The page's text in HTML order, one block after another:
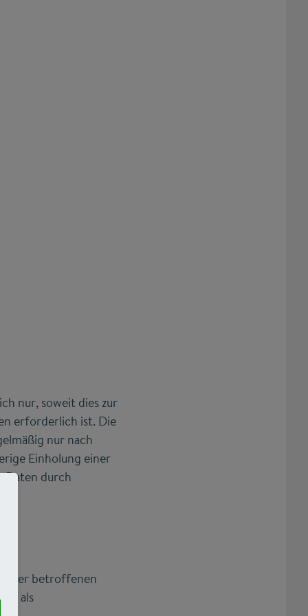
nur, soweit dies zur
erforderlich ist. Die
nur nach
Einholung einer
Daten durch
der betroffenen
als